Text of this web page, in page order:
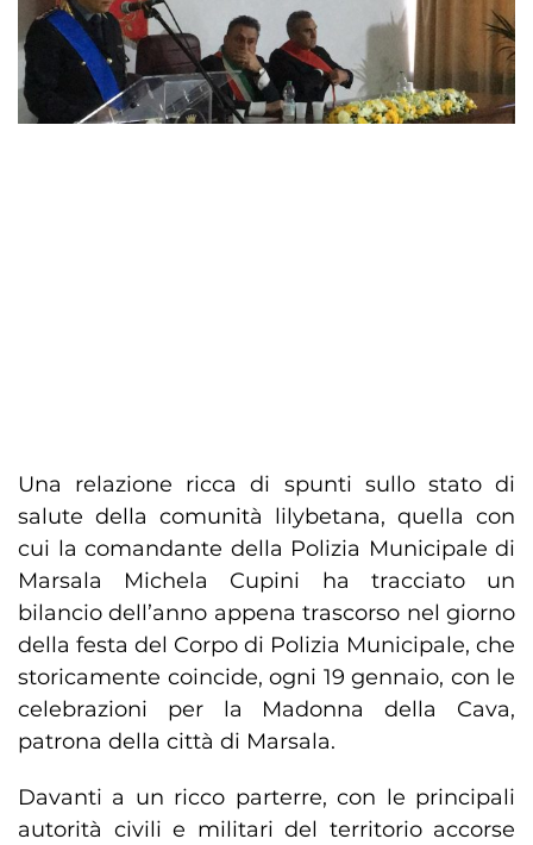
Una relazione ricca di spunti sullo stato di
salute della comunità lilybetana, quella con
cui la comandante della Polizia Municipale di
Marsala Michela Cupini ha tracciato un
bilancio dell’anno appena trascorso nel giorno
della festa del Corpo di Polizia Municipale, che
storicamente coincide, ogni 19 gennaio, con le
celebrazioni per la Madonna della Cava,
patrona della città di Marsala.
Davanti a un ricco parterre, con le principali
autorità civili e militari del territorio accorse